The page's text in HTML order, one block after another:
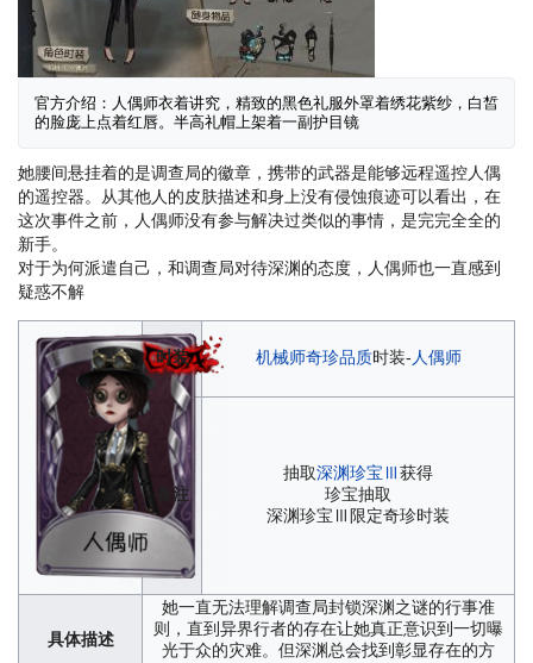
官方介绍：人偶师衣着讲究，精致的黑色礼服外罩着绣花紫纱，白皙
的脸庞上点着红唇。半高礼帽上架着一副护目镜
她腰间悬挂着的是调查局的徽章，携带的武器是能够远程遥控人偶
的遥控器。从其他人的皮肤描述和身上没有侵蚀痕迹可以看出，在
这次事件之前，人偶师没有参与解决过类似的事情，是完完全全的
新手。
对于为何派遣自己，和调查局对待深渊的态度，人偶师也一直感到
疑惑不解
时装 机械师奇珍品质时装-人偶师
备注
抽取深渊珍宝Ⅲ获得
珍宝抽取
深渊珍宝Ⅲ限定奇珍时装
具体描述
她一直无法理解调查局封锁深渊之谜的行事准
则，直到异界行者的存在让她真正意识到一切曝
光于众的灾难。但深渊总会找到彰显存在的方